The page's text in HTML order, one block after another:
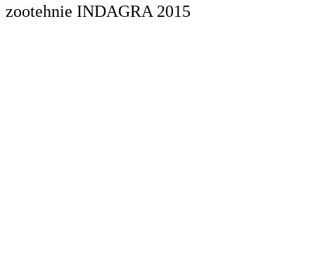
zootehnie INDAGRA 2015